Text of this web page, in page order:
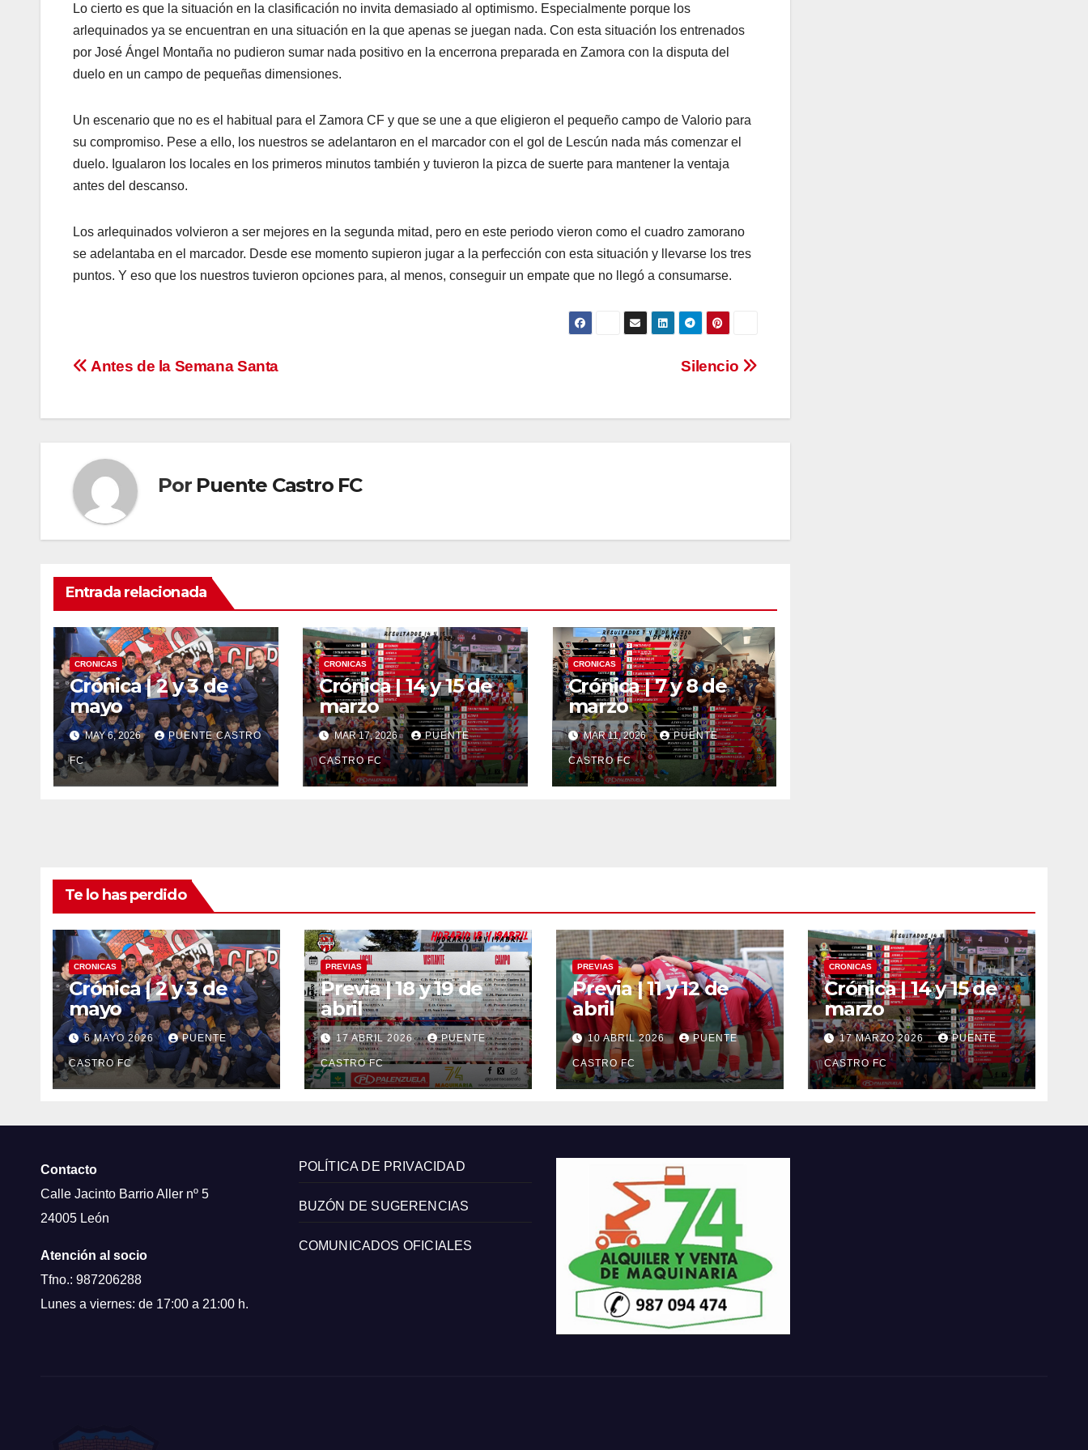
Lo cierto es que la situación en la clasificación no invita demasiado al optimismo. Especialmente porque los
arlequinados ya se encuentran en una situación en la que apenas se juegan nada. Con esta situación los entrenados
por José Ángel Montaña no pudieron sumar nada positivo en la encerrona preparada en Zamora con la disputa del
duelo en un campo de pequeñas dimensiones.
Un escenario que no es el habitual para el Zamora CF y que se une a que eligieron el pequeño campo de Valorio para
su compromiso. Pese a ello, los nuestros se adelantaron en el marcador con el gol de Lescún nada más comenzar el
duelo. Igualaron los locales en los primeros minutos también y tuvieron la pizca de suerte para mantener la ventaja
antes del descanso.
Los arlequinados volvieron a ser mejores en la segunda mitad, pero en este periodo vieron como el cuadro zamorano
se adelantaba en el marcador. Desde ese momento supieron jugar a la perfección con esta situación y llevarse los tres
puntos. Y eso que los nuestros tuvieron opciones para, al menos, conseguir un empate que no llegó a consumarse.
Navegación
Silencio
Antes de la Semana Santa
Por Puente Castro FC
Entrada relacionada
CRONICAS
Crónica | 2 y 3 de
mayo
MAY 6, 2026 PUENTE CASTRO
FC
CRONICAS
Crónica | 14 y 15 de
marzo
MAR 17, 2026 PUENTE
CASTRO FC
CRONICAS
Crónica | 7 y 8 de
marzo
MAR 11, 2026 PUENTE
CASTRO FC
Te lo has perdido
CRONICAS
Crónica | 2 y 3 de
mayo
6 MAYO 2026 PUENTE
CASTRO FC
PREVIAS
Previa | 18 y 19 de
abril
17 ABRIL 2026 PUENTE
CASTRO FC
PREVIAS
Previa | 11 y 12 de
abril
10 ABRIL 2026 PUENTE
CASTRO FC
CRONICAS
Crónica | 14 y 15 de
marzo
17 MARZO 2026 PUENTE
CASTRO FC
Contacto
Calle Jacinto Barrio Aller nº 5
24005 León
Atención al socio
Tfno.: 987206288
Lunes a viernes: de 17:00 a 21:00 h.
POLÍTICA DE PRIVACIDAD
BUZÓN DE SUGERENCIAS
COMUNICADOS OFICIALES